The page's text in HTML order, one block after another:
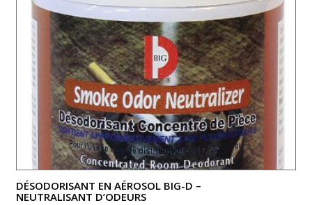
DÉSODORISANT EN AÉROSOL BIG-D –
NEUTRALISANT D’ODEURS